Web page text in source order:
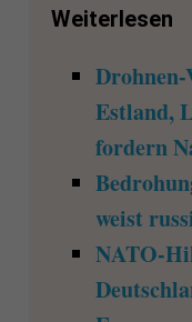
Weiterlesen
Estland,
fordern
weist
NATO-